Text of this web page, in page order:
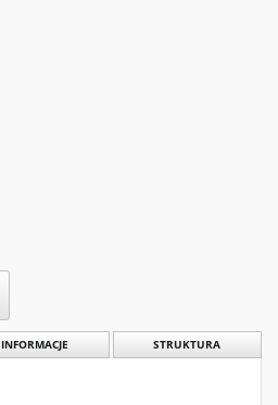
INFORMACJE STRUKTURA